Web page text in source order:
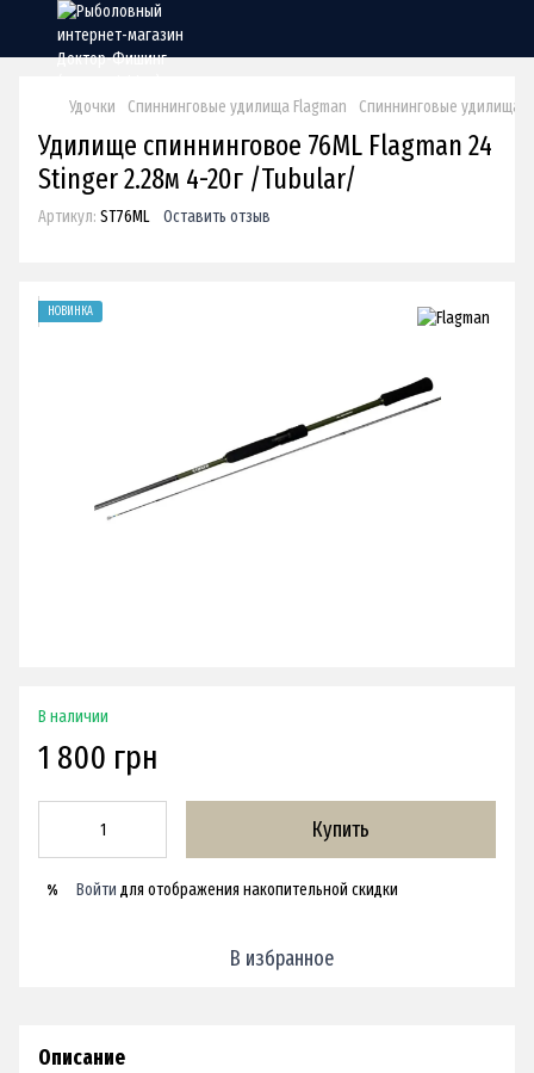
Удочки Спиннинговые удилища Flagman Спиннинговые удилища
Удилище спиннинговое 76ML Flagman 24
Stinger 2.28м 4-20г /Tubular/
Артикул: ST76ML Оставить отзыв
НОВИНКА
В наличии
1 800 грн
Купить
% Войти для отображения накопительной скидки
В избранное
Описание